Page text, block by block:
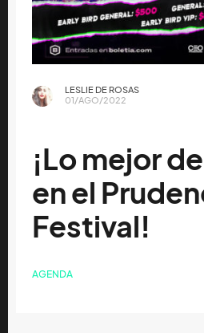
LESLIE DE ROSAS
01/AGO/2022
¡Lo mejor
en el
Festival!
AGENDA